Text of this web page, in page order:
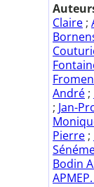
Claire ;
André ;
; Jan-
Pierre ;
Bodin